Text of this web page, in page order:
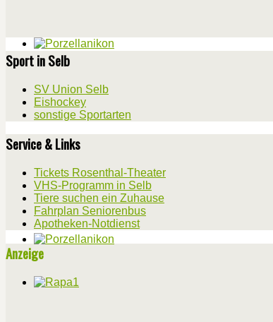
Sport in Selb
SV Union Selb
Eishockey
sonstige Sportarten
Service & Links
Tickets Rosenthal-Theater
VHS-Programm in Selb
Tiere suchen ein Zuhause
Fahrplan Seniorenbus
Apotheken-Notdienst
Anzeige